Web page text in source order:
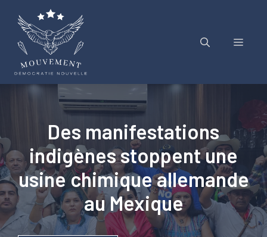
contenu
Menu
Des manifestations
indigènes stoppent une
usine chimique allemande
au Mexique